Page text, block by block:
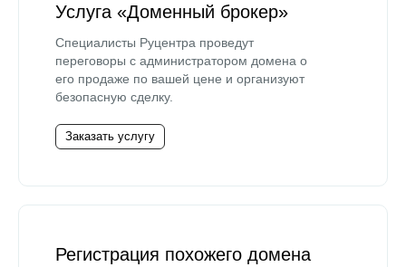
Услуга «Доменный брокер»
Специалисты Руцентра проведут
переговоры с администратором домена о
его продаже по вашей цене и организуют
безопасную сделку.
Заказать услугу
Регистрация похожего домена